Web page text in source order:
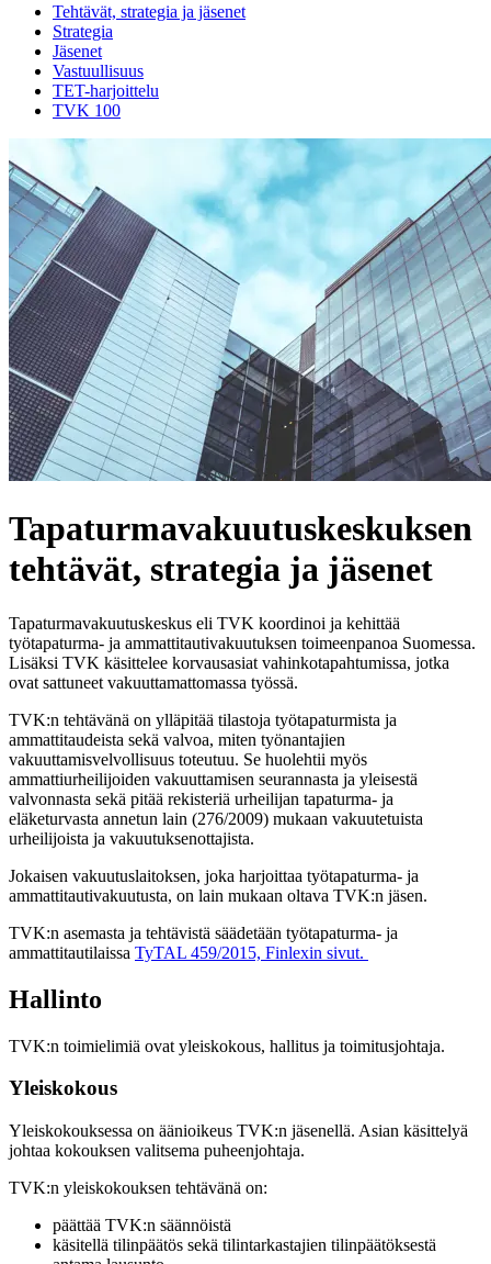
Tehtävät, strategia ja jäsenet
Strategia
Jäsenet
Vastuullisuus
TET-harjoittelu
TVK 100
Tapaturmavakuutuskeskuksen
tehtävät, strategia ja jäsenet
Tapaturmavakuutuskeskus eli TVK koordinoi ja kehittää
työtapaturma- ja ammattitautivakuutuksen toimeenpanoa Suomessa.
Lisäksi TVK käsittelee korvausasiat vahinkotapahtumissa, jotka
ovat sattuneet vakuuttamattomassa työssä.
TVK:n tehtävänä on ylläpitää tilastoja työtapaturmista ja
ammattitaudeista sekä valvoa, miten työnantajien
vakuuttamisvelvollisuus toteutuu. Se huolehtii myös
ammattiurheilijoiden vakuuttamisen seurannasta ja yleisestä
valvonnasta sekä pitää rekisteriä urheilijan tapaturma- ja
eläketurvasta annetun lain (276/2009) mukaan vakuutetuista
urheilijoista ja vakuutuksenottajista.
Jokaisen vakuutuslaitoksen, joka harjoittaa työtapaturma- ja
ammattitautivakuutusta, on lain mukaan oltava TVK:n jäsen.
TVK:n asemasta ja tehtävistä säädetään työtapaturma- ja
ammattitautilaissa TyTAL 459/2015, Finlexin sivut.
Hallinto
TVK:n toimielimiä ovat yleiskokous, hallitus ja toimitusjohtaja.
Yleiskokous
Yleiskokouksessa on äänioikeus TVK:n jäsenellä. Asian käsittelyä
johtaa kokouksen valitsema puheenjohtaja.
TVK:n yleiskokouksen tehtävänä on:
päättää TVK:n säännöistä
käsitellä tilinpäätös sekä tilintarkastajien tilinpäätöksestä